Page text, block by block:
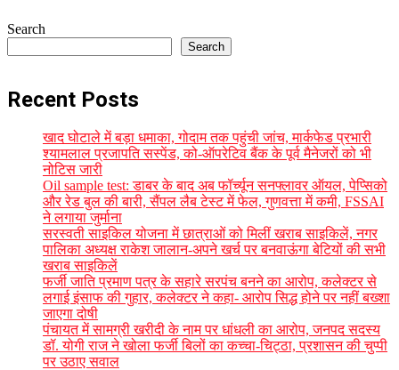
Search
Search
Recent Posts
खाद घोटाले में बड़ा धमाका, गोदाम तक पहुंची जांच, मार्कफेड प्रभारी
श्यामलाल प्रजापति सस्पेंड, को-ऑपरेटिव बैंक के पूर्व मैनेजरों को भी
नोटिस जारी
Oil sample test: डाबर के बाद अब फॉर्च्यून सनफ्लावर ऑयल, पेप्सिको
और रेड बुल की बारी, सैंपल लैब टेस्ट में फेल, गुणवत्ता में कमी, FSSAI
ने लगाया जुर्माना
सरस्वती साइकिल योजना में छात्राओं को मिलीं खराब साइकिलें, नगर
पालिका अध्यक्ष राकेश जालान-अपने खर्च पर बनवाऊंगा बेटियों की सभी
खराब साइकिलें
फर्जी जाति प्रमाण पत्र के सहारे सरपंच बनने का आरोप, कलेक्टर से
लगाई इंसाफ की गुहार, कलेक्टर ने कहा- आरोप सिद्ध होने पर नहीं बख्शा
जाएगा दोषी
पंचायत में सामग्री खरीदी के नाम पर धांधली का आरोप, जनपद सदस्य
डॉ. योगी राज ने खोला फर्जी बिलों का कच्चा-चिट्ठा, प्रशासन की चुप्पी
पर उठाए सवाल